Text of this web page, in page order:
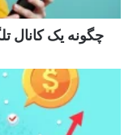
چگونه یک کانال